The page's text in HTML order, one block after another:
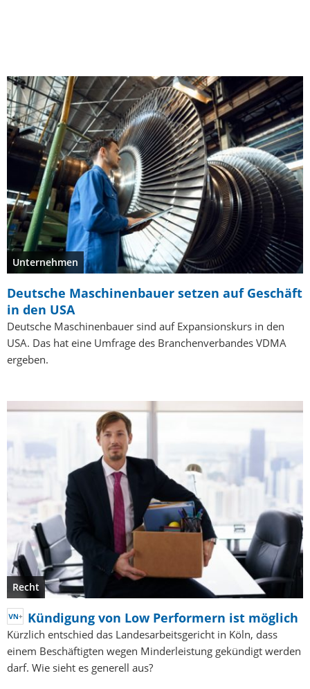
Unternehmen
Deutsche Maschinenbauer setzen auf Geschäft
in den USA
Deutsche Maschinenbauer sind auf Expansionskurs in den
USA. Das hat eine Umfrage des Branchenverbandes VDMA
ergeben.
Recht
Kündigung von Low Performern ist möglich
Kürzlich entschied das Landesarbeitsgericht in Köln, dass
einem Beschäftigten wegen Minderleistung gekündigt werden
darf. Wie sieht es generell aus?